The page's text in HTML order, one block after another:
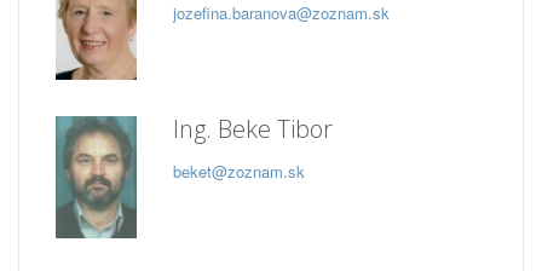
jozefina.baranova@zoznam.sk
Ing. Beke Tibor
beket@zoznam.sk